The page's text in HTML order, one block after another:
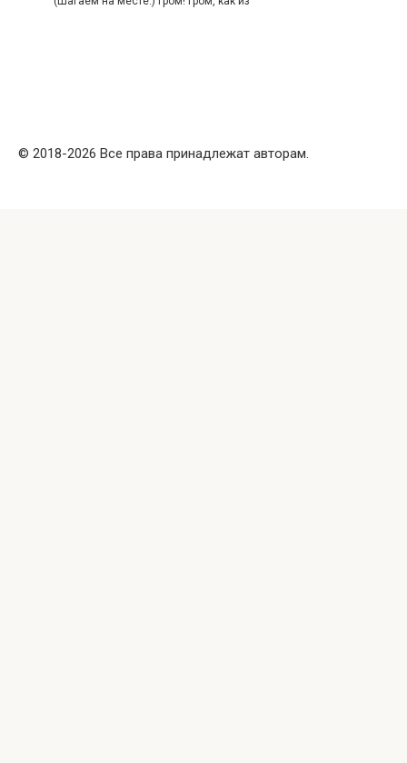
© 2018-2026 Все права принадлежат авторам.